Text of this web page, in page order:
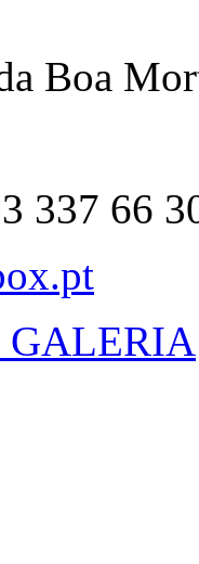
Boa
337 66
GALERIA